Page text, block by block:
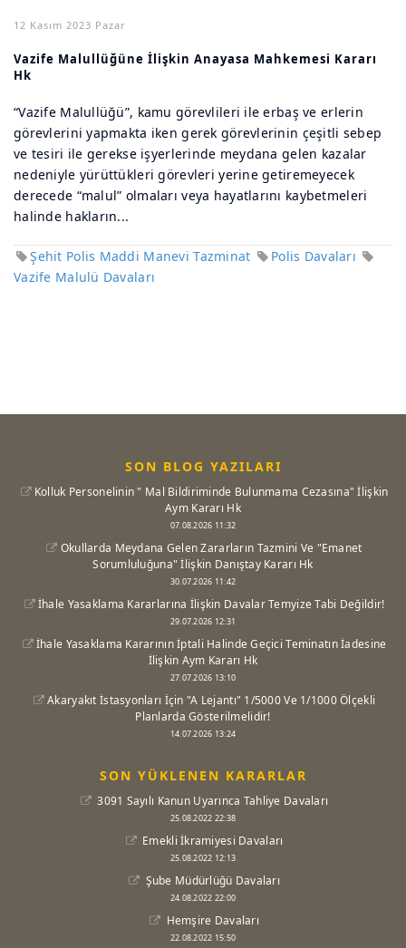
12 Kasım 2023 Pazar
Vazife Malullüğüne İlişkin Anayasa Mahkemesi Kararı
Hk
“Vazife Malullüğü”, kamu görevlileri ile erbaş ve erlerin
görevlerini yapmakta iken gerek görevlerinin çeşitli sebep
ve tesiri ile gerekse işyerlerinde meydana gelen kazalar
nedeniyle yürüttükleri görevleri yerine getiremeyecek
derecede “malul” olmaları veya hayatlarını kaybetmeleri
halinde hakların...
Şehit Polis Maddi Manevi Tazminat
Polis Davaları
Vazife Malulü Davaları
SON BLOG YAZILARI
Kolluk Personelinin " Mal Bildiriminde Bulunmama Cezasına" İlişkin
Aym Kararı Hk
07.08.2026 11:32
Okullarda Meydana Gelen Zararların Tazmini Ve "Emanet
Sorumluluğuna" İlişkin Danıştay Kararı Hk
30.07.2026 11:42
İhale Yasaklama Kararlarına İlişkin Davalar Temyize Tabi Değildir!
29.07.2026 12:31
İhale Yasaklama Kararının İptali Halinde Geçici Teminatın İadesine
İlişkin Aym Kararı Hk
27.07.2026 13:10
Akaryakıt İstasyonları İçin "A Lejantı" 1/5000 Ve 1/1000 Ölçekli
Planlarda Gösterilmelidir!
14.07.2026 13:24
SON YÜKLENEN KARARLAR
3091 Sayılı Kanun Uyarınca Tahliye Davaları
25.08.2022 22:38
Emekli İkramiyesi Davaları
25.08.2022 12:13
Şube Müdürlüğü Davaları
24.08.2022 22:00
Hemşire Davaları
22.08.2022 15:50